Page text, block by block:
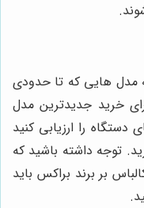
مدل‌ هایی که تا حدودی
خرید جدیدترین مدل
دستگاه را ارزیابی کنید
توجه داشته باشید که
بر برند براکس باید